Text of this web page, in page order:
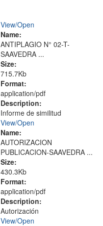
View/Open
Name:
ANTIPLAGIO N° 02-T-
SAAVEDRA ...
Size:
715.7Kb
Format:
application/pdf
Description:
Informe de similitud
View/Open
Name:
AUTORIZACION
PUBLICACION-SAAVEDRA ...
Size:
430.3Kb
Format:
application/pdf
Description:
Autorización
View/Open